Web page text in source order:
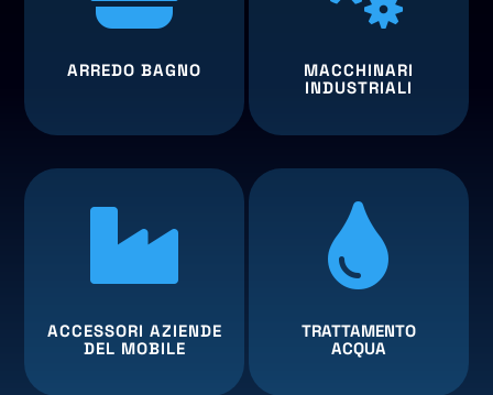
ARREDO BAGNO
MACCHINARI
INDUSTRIALI

ACCESSORI AZIENDE
DEL MOBILE

TRATTAMENTO
ACQUA